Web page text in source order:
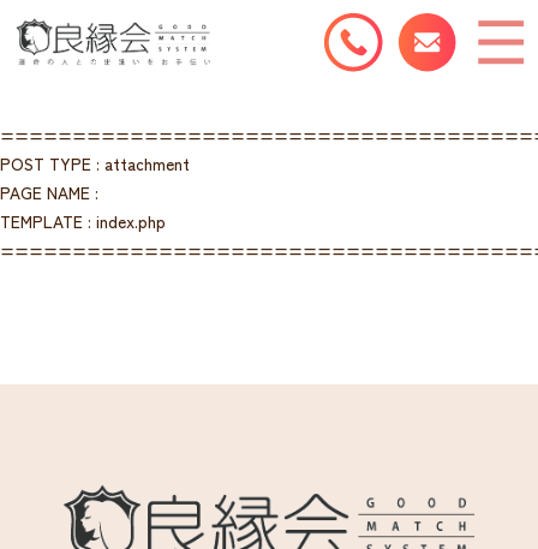
POST TYPE : attachment
PAGE NAME :
TEMPLATE : index.php